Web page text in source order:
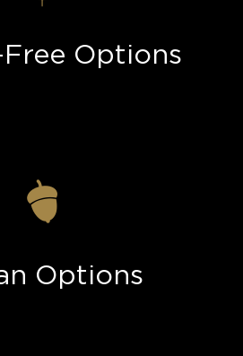
Options
Options